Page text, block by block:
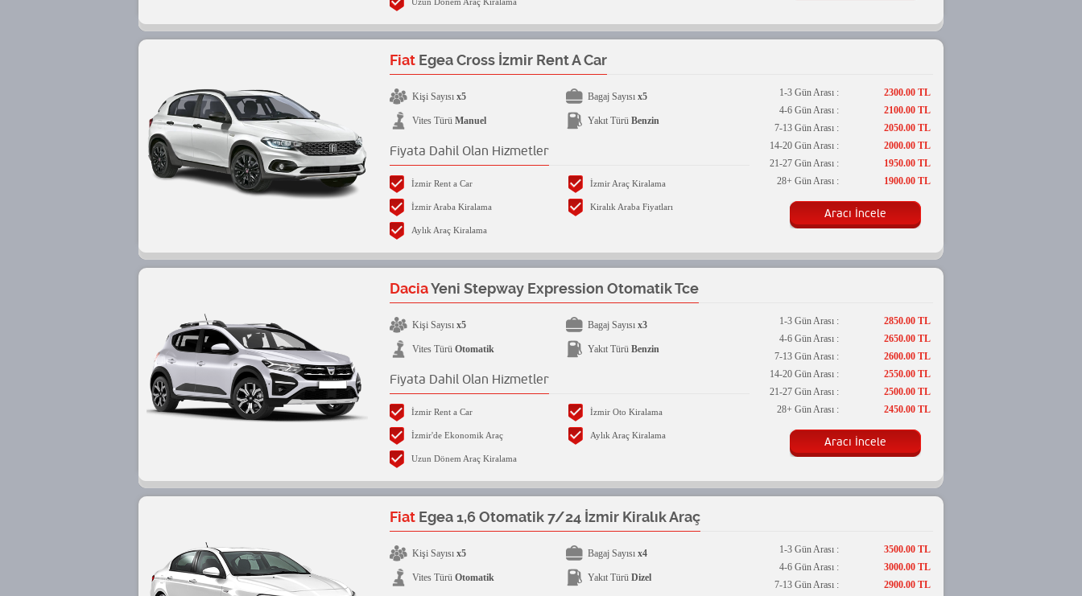
Fiat Egea Cross İzmir Rent A Car
Kişi Sayısı x5 Bagaj Sayısı x5
Vites Türü Manuel Yakıt Türü Benzin
Fiyata Dahil Olan Hizmetler
İzmir Rent a Car İzmir Araç Kiralama
İzmir Araba Kiralama Kiralık Araba Fiyatları
Aylık Araç Kiralama
1-3 Gün Arası :
4-6 Gün Arası :
7-13 Gün Arası :
14-20 Gün Arası :
21-27 Gün Arası :
28+ Gün Arası :
2300.00 TL
2100.00 TL
2050.00 TL
2000.00 TL
1950.00 TL
1900.00 TL
Aracı İncele
DaciaYeni Stepway Expression Otomatik Tce
Kişi Sayısı x5 Bagaj Sayısı x3
Vites Türü Otomatik Yakıt Türü Benzin
Fiyata Dahil Olan Hizmetler
İzmir Rent a Car İzmir Oto Kiralama
İzmir'de Ekonomik Araç Aylık Araç Kiralama
Uzun Dönem Araç Kiralama
1-3 Gün Arası :
4-6 Gün Arası :
7-13 Gün Arası :
14-20 Gün Arası :
21-27 Gün Arası :
28+ Gün Arası :
2850.00 TL
2650.00 TL
2600.00 TL
2550.00 TL
2500.00 TL
2450.00 TL
Aracı İncele
Fiat Egea 1,6 Otomatik 7/24 İzmir Kiralık Araç
Kişi Sayısı x5 Bagaj Sayısı x4
Vites Türü Otomatik Yakıt Türü Dizel
1-3 Gün Arası :
4-6 Gün Arası :
7-13 Gün Arası :
3500.00 TL
3000.00 TL
2900.00 TL